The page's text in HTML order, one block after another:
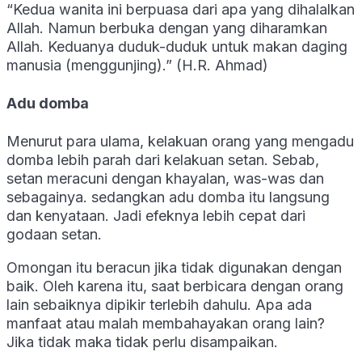
“Kedua wanita ini berpuasa dari apa yang dihalalkan
Allah. Namun berbuka dengan yang diharamkan
Allah. Keduanya duduk-duduk untuk makan daging
manusia (menggunjing).” (H.R. Ahmad)
Adu domba
Menurut para ulama, kelakuan orang yang mengadu
domba lebih parah dari kelakuan setan. Sebab,
setan meracuni dengan khayalan, was-was dan
sebagainya. sedangkan adu domba itu langsung
dan kenyataan. Jadi efeknya lebih cepat dari
godaan setan.
Omongan itu beracun jika tidak digunakan dengan
baik. Oleh karena itu, saat berbicara dengan orang
lain sebaiknya dipikir terlebih dahulu. Apa ada
manfaat atau malah membahayakan orang lain?
Jika tidak maka tidak perlu disampaikan.